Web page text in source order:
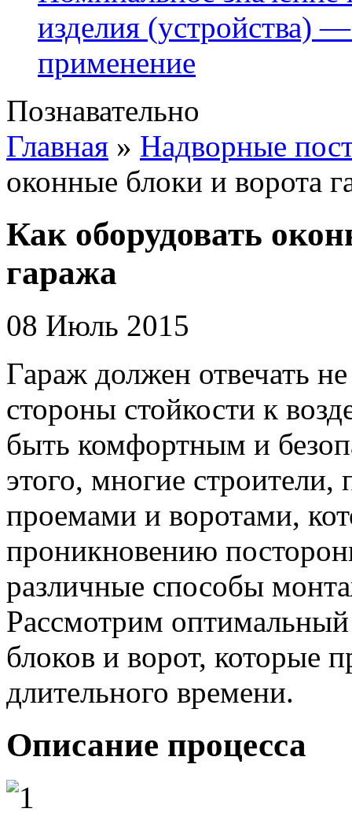
изделия (устройства)
применение
Познавательно
Главная » Надворные
оконные блоки и ворота
Как оборудовать
гаража
08 Июль 2015
Гараж должен отвечать
стороны стойкости к
быть комфортным и
этого, многие
проемами и воротами,
проникновению
различные способы
Рассмотрим
блоков и ворот, которые
длительного времени.
Описание процесса